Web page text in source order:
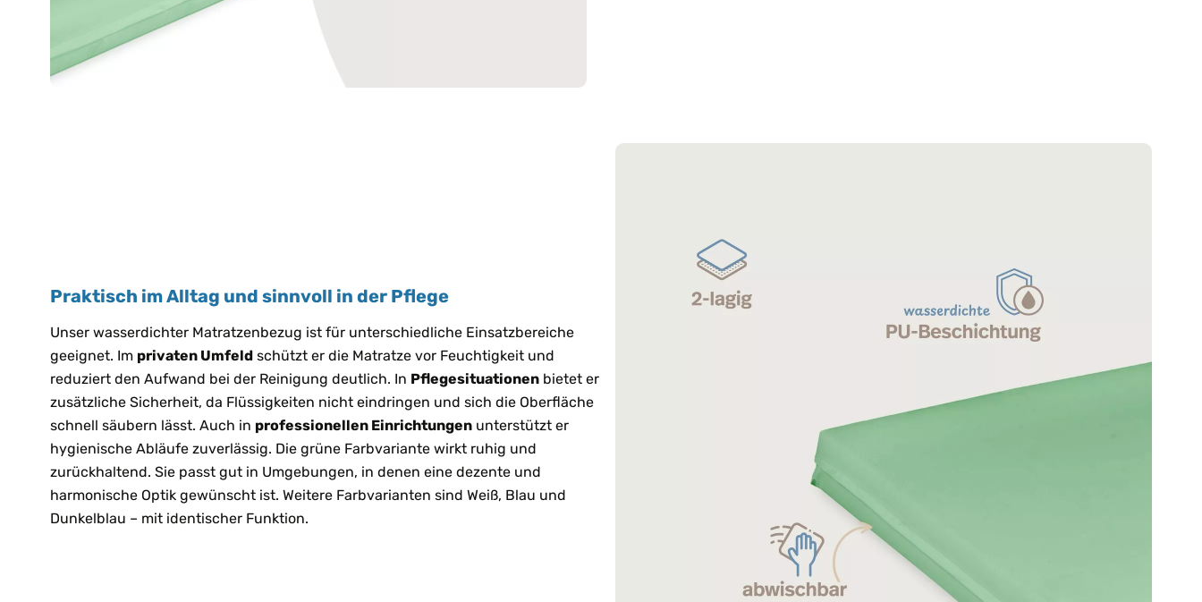
Praktisch im Alltag und sinnvoll in der Pflege
Unser wasserdichter Matratzenbezug ist für unterschiedliche Einsatzbereiche
geeignet. Im privaten Umfeld schützt er die Matratze vor Feuchtigkeit und
reduziert den Aufwand bei der Reinigung deutlich. In Pflegesituationen bietet er
zusätzliche Sicherheit, da Flüssigkeiten nicht eindringen und sich die Oberfläche
schnell säubern lässt. Auch in professionellen Einrichtungen unterstützt er
hygienische Abläufe zuverlässig. Die grüne Farbvariante wirkt ruhig und
zurückhaltend. Sie passt gut in Umgebungen, in denen eine dezente und
harmonische Optik gewünscht ist. Weitere Farbvarianten sind Weiß, Blau und
Dunkelblau – mit identischer Funktion.